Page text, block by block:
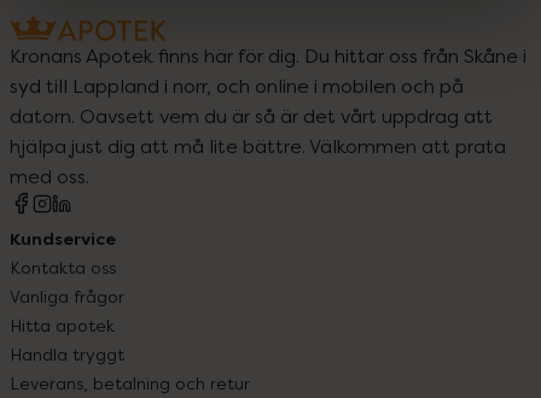
Kronans Apotek finns här för dig. Du hittar oss från Skåne i
syd till Lappland i norr, och online i mobilen och på
datorn. Oavsett vem du är så är det vårt uppdrag att
hjälpa just dig att må lite bättre. Välkommen att prata
med oss.
Kundservice
Kontakta oss
Vanliga frågor
Hitta apotek
Handla tryggt
Leverans, betalning och retur